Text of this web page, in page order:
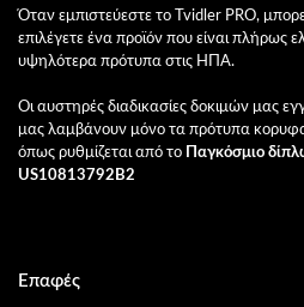
Όταν εμπιστεύεστε το Tvidler PRO,
επιλέγετε ένα προϊόν που είναι
υψηλότερα πρότυπα στις ΗΠΑ.
Οι αυστηρές διαδικασίες δοκιμών μας
μας λαμβάνουν μόνο τα πρότυπα
όπως ρυθμίζεται από το Παγκόσμιο
US10813792B2
Επαφές